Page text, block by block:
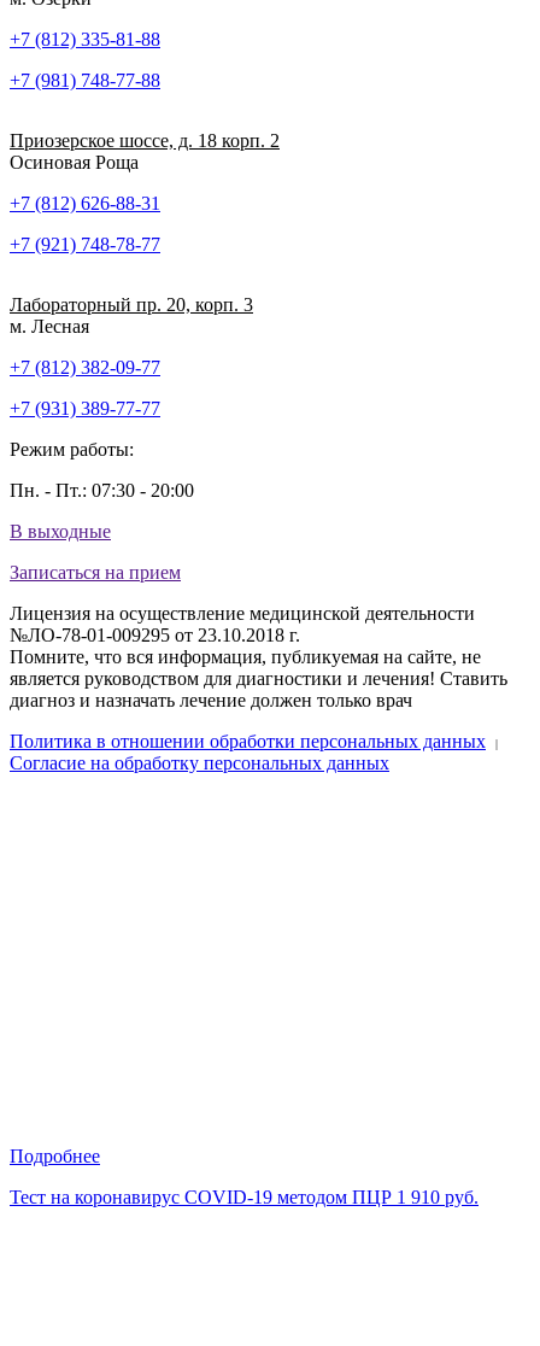
+7 (812) 335-81-88
+7 (981) 748-77-88
Приозерское шоссе, д. 18 корп. 2
Осиновая Роща
+7 (812) 626-88-31
+7 (921) 748-78-77
Лабораторный пр. 20, корп. 3
м. Лесная
+7 (812) 382-09-77
+7 (931) 389-77-77
Режим работы:
Пн. - Пт.: 07:30 - 20:00
В выходные
Записаться на прием
Лицензия на осуществление медицинской деятельности
№ЛО-78-01-009295 от 23.10.2018 г.
Помните, что вся информация, публикуемая на сайте, не
является руководством для диагностики и лечения! Ставить
диагноз и назначать лечение должен только врач
Политика в отношении обработки персональных данных
|
Согласие на обработку персональных данных
Подробнее
Тест на коронавирус COVID-19 методом ПЦР 1 910 руб.